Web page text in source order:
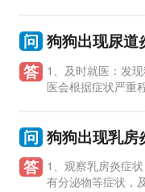
问 狗狗出现尿道
答 1、及时就医：发
医会根据症状严重
问 狗狗出现乳房
答 1、观察乳房炎症
有分泌物等症状，